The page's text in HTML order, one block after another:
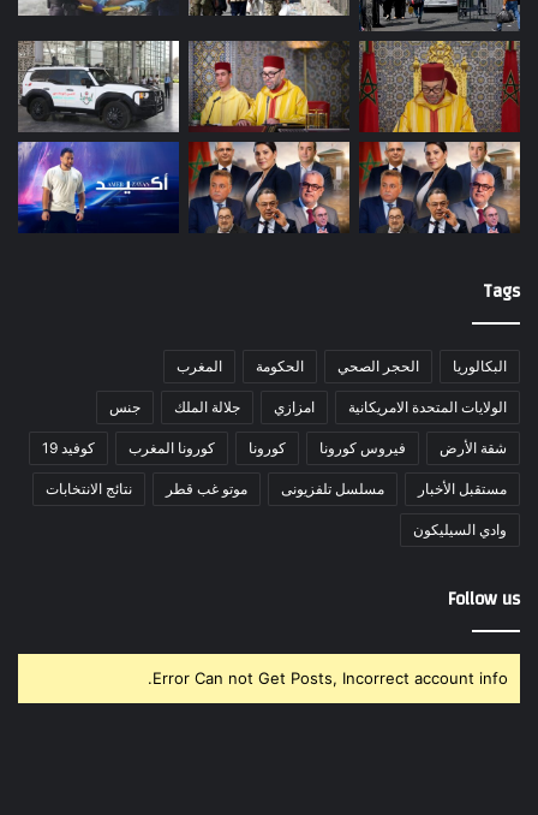
Tags
البكالوريا الحجر الصحي الحكومة المغرب
الولايات المتحدة الامريكانية امزازي جلالة الملك جنس
شقة الأرض فيروس كورونا كورونا كورونا المغرب كوفيد 19
مستقبل الأخبار مسلسل تلفزيونى موتو غب قطر نتائج الانتخابات
وادي السيليكون
Follow us
Error Can not Get Posts, Incorrect account info.